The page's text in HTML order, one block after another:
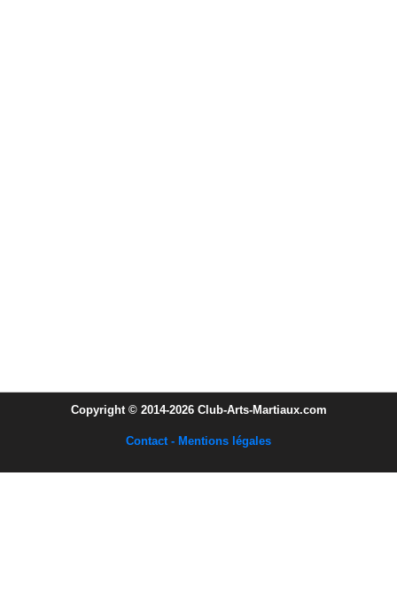
Copyright © 2014-2026 Club-Arts-Martiaux.com
Contact - Mentions légales